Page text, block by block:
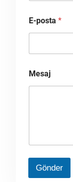
E-posta *
Mesaj
Gönder